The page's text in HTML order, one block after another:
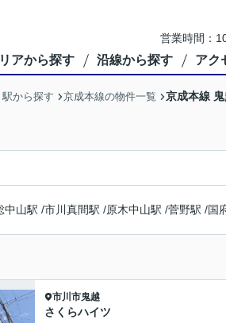
営業時間：
アから探す 沿線から探す アク
から探す 京成本線の物件一覧 京成本線
中山駅 /市川真間駅 /原木中山駅 /菅野駅 /国
市川市鬼越
さくらハイツ